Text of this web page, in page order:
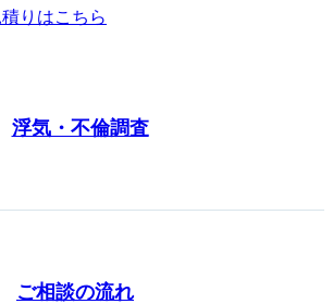
りはこちら
浮気・不倫調査
ご相談の流れ